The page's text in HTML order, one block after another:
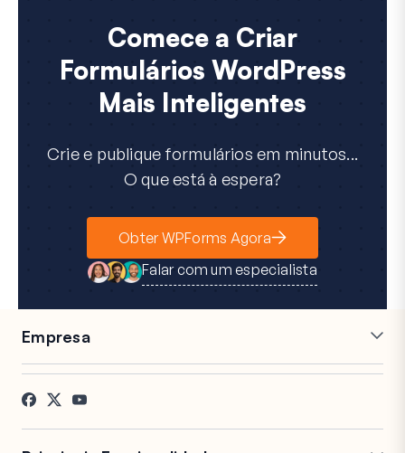
Comece a Criar
Formulários WordPress
Mais Inteligentes
Crie e publique formulários em minutos...
O que está à espera?
Obter WPForms Agora
Falar com um especialista
Empresa
Carreiras
Testemunhos
Afiliados